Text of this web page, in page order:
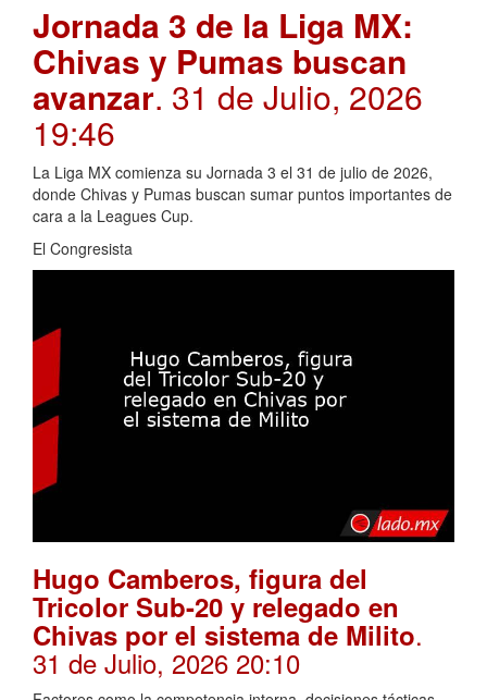
Jornada 3 de la Liga MX:
Chivas y Pumas buscan
avanzar. 31 de Julio, 2026
19:46
La Liga MX comienza su Jornada 3 el 31 de julio de 2026,
donde Chivas y Pumas buscan sumar puntos importantes de
cara a la Leagues Cup.
El Congresista
Hugo Camberos, figura del
Tricolor Sub-20 y relegado en
Chivas por el sistema de Milito.
31 de Julio, 2026 20:10